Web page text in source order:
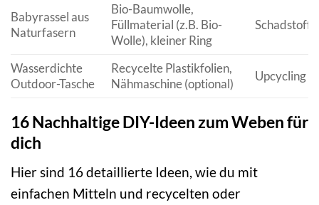
Babyrassel aus
Naturfasern
Bio-Baumwolle,
Füllmaterial (z.B. Bio-
Wolle), kleiner Ring
Wasserdichte
Outdoor-Tasche
Recycelte Plastikfolien,
Nähmaschine (optional)
Upcycling
16 Nachhaltige DIY-Ideen zum Weben für
dich
Hier sind 16 detaillierte Ideen, wie du mit
einfachen Mitteln und recycelten oder